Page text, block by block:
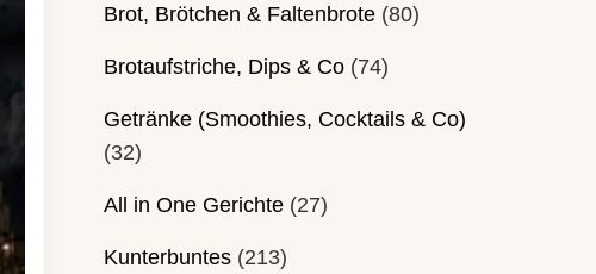
Brot, Brötchen & Faltenbrote(80)
Brotaufstriche, Dips & Co(74)
Getränke (Smoothies, Cocktails & Co)
(32)
All in One Gerichte(27)
Kunterbuntes(213)